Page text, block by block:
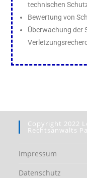
technischen
Bewertung von
Überwachung der
Copyright 2022
Rechtsanwalts
Impressum
Datenschutz